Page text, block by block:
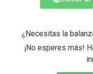
¿Necesitas la
¡No esperes más!